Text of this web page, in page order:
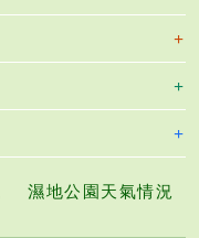
濕地公園天氣情況